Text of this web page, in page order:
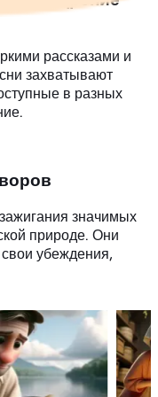
рассказами и
захватывают
в разных
значимых
природе. Они
убеждения,
Бедный
гуся, несущего
яйца, но жадность
заставила его